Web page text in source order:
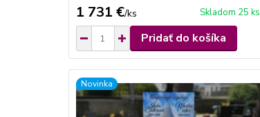
1 731 €/ks Skladom 25 ks
Pridať do košíka
Novinka